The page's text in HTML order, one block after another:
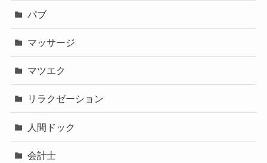
パブ
マッサージ
マツエク
リラクゼーション
人間ドック
会計士